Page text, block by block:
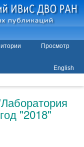
Просмотр
English
"2018"